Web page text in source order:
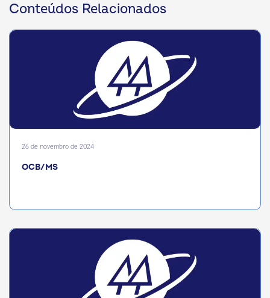
Conteúdos Relacionados
26 de novembro de 2024
OCB/MS